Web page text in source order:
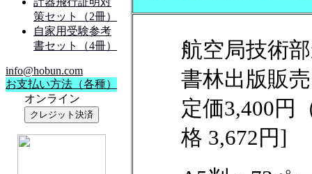
航空局技術
書林出版販売
定価3,400円
格 3,672円]